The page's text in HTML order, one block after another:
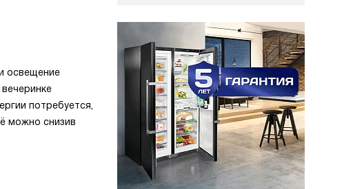
освещение
потребуется,
можно снизив